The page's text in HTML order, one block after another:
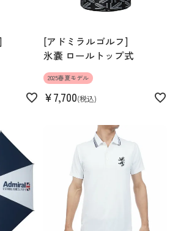
[アドミラルゴルフ]
氷嚢 ロールトップ式
2025春夏モデル
¥7,700 税込